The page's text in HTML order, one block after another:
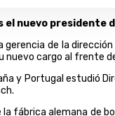
el nuevo
gerencia de la
nuevo cargo al frente
y Portugal estudió
la fábrica alemana de